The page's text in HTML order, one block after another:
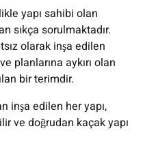
yapı sahibi olan
sıkça sorulmaktadır.
olarak inşa edilen
planlarına aykırı olan
bir terimdir.
inşa edilen her yapı,
ve doğrudan kaçak yapı